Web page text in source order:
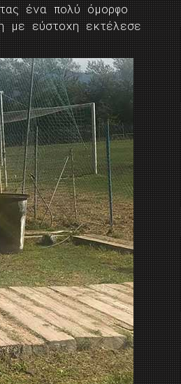
ένα πολύ όμορφο
με εύστοχη εκτέλεσε